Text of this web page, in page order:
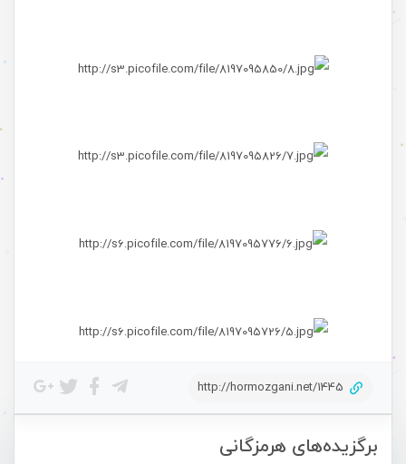
برگزیده‌های هرمزگانی
http://hormozgani.net/1445